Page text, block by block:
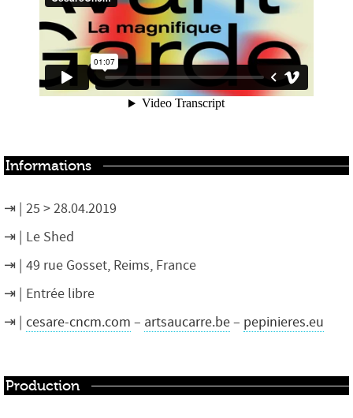
Informations
25 > 28.04.2019
Le Shed
49 rue Gosset, Reims, France
Entrée libre
cesare-cncm.com – artsaucarre.be– pepinieres.eu
Production